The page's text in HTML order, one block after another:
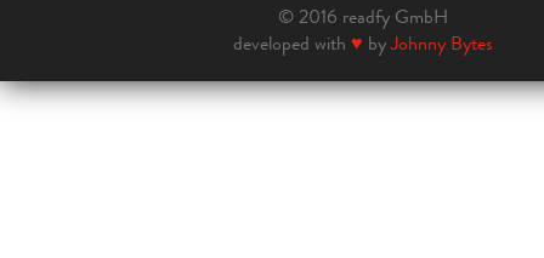
© 2016 readfy GmbH
developed with ♥ byJohnny Bytes